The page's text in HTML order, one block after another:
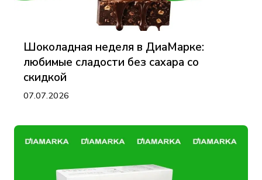
Шоколадная неделя в ДиаМарке:
любимые сладости без сахара со
скидкой
07.07.2026